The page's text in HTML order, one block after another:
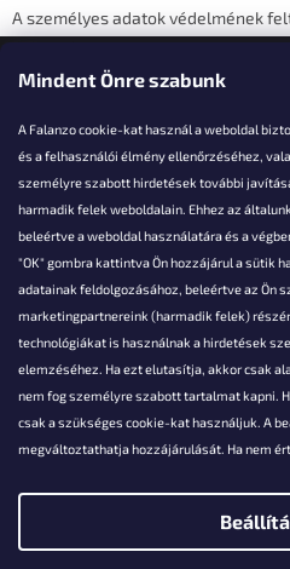
Mindent Önre szabunk
A Falanzo cookie-kat használ a weboldal
és a felhasználói élmény ellenőrzéséhez,
személyre szabott hirdetések további
harmadik felek weboldalain. Ehhez az
beleértve a weboldal használatára és a
"OK" gombra kattintva Ön hozzájárul a sütik
adatainak feldolgozásához, beleértve az Ön
marketingpartnereink (harmadik felek)
technológiákat is használnak a hirdetések
elemzéséhez. Ha ezt elutasítja, akkor csak
nem fog személyre szabott tartalmat kapni.
csak a szükséges cookie-kat használjuk. A
megváltoztathatja hozzájárulását. Ha nem
A személyes adatok védelmének
Elérhetőségi adatok
Akarsz kérdezni valamit?
info@falanzo.hu